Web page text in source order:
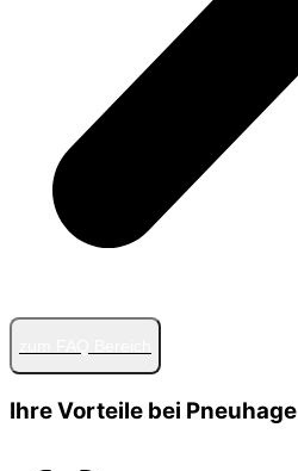
Ihre Vorteile bei Pneuhage